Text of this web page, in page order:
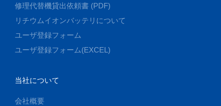
修理代替機貸出依頼書 (PDF)
リチウムイオンバッテリについて
ユーザ登録フォーム
ユーザ登録フォーム(EXCEL)
当社について
会社概要